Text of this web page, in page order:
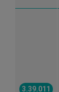
3.39.011